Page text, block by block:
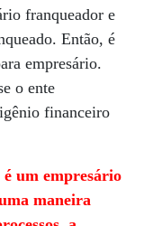
franqueador e
Então, é
empresário.
o ente
financeiro
um empresário
maneira